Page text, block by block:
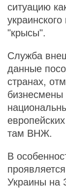
ситуацию
"крысы".
Служба
данные
странах,
там ВНЖ.
В
Украины на